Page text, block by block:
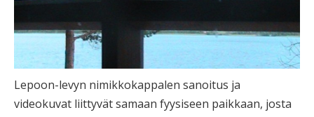
Lepoon-levyn nimikkokappalen sanoitus ja
videokuvat liittyvät samaan fyysiseen paikkaan, josta